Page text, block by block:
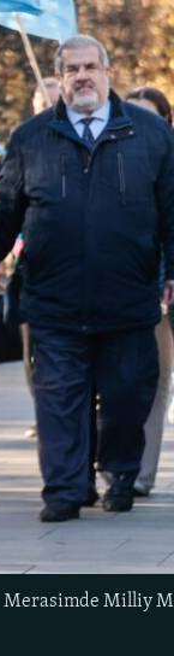
Merasimde Milliy